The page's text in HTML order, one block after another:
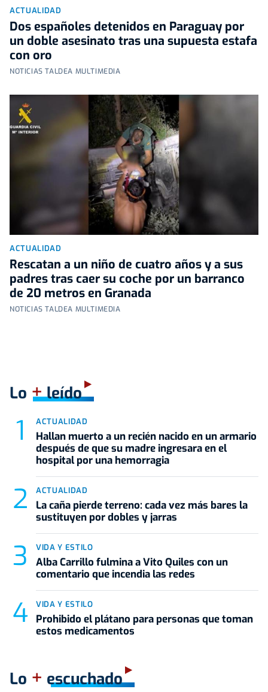
ACTUALIDAD
Dos españoles detenidos en Paraguay por
un doble asesinato tras una supuesta estafa
con oro
NOTICIAS TALDEA MULTIMEDIA
ACTUALIDAD
Rescatan a un niño de cuatro años y a sus
padres tras caer su coche por un barranco
de 20 metros en Granada
NOTICIAS TALDEA MULTIMEDIA
Lo +leído
ACTUALIDAD
Hallan muerto a un recién nacido en un armario
después de que su madre ingresara en el
hospital por una hemorragia
ACTUALIDAD
La caña pierde terreno: cada vez más bares la
sustituyen por dobles y jarras
VIDA Y ESTILO
Alba Carrillo fulmina a Vito Quiles con un
comentario que incendia las redes
VIDA Y ESTILO
Prohibido el plátano para personas que toman
estos medicamentos
Lo + escuchado